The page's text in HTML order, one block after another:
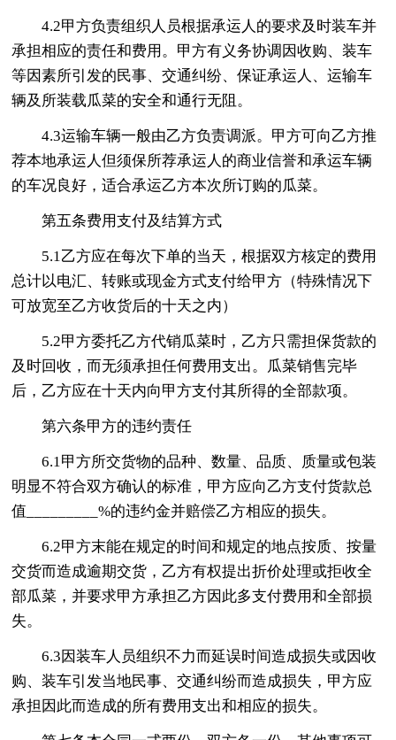
4.2甲方负责组织人员根据承运人的要求及时装车并
承担相应的责任和费用。甲方有义务协调因收购、装车
等因素所引发的民事、交通纠纷、保证承运人、运输车
辆及所装载瓜菜的安全和通行无阻。
4.3运输车辆一般由乙方负责调派。甲方可向乙方推
荐本地承运人但须保所荐承运人的商业信誉和承运车辆
的车况良好，适合承运乙方本次所订购的瓜菜。
第五条费用支付及结算方式
5.1乙方应在每次下单的当天，根据双方核定的费用
总计以电汇、转账或现金方式支付给甲方（特殊情况下
可放宽至乙方收货后的十天之内）
5.2甲方委托乙方代销瓜菜时，乙方只需担保货款的
及时回收，而无须承担任何费用支出。瓜菜销售完毕
后，乙方应在十天内向甲方支付其所得的全部款项。
第六条甲方的违约责任
6.1甲方所交货物的品种、数量、品质、质量或包装
明显不符合双方确认的标准，甲方应向乙方支付货款总
值_________%的违约金并赔偿乙方相应的损失。
6.2甲方末能在规定的时间和规定的地点按质、按量
交货而造成逾期交货，乙方有权提出折价处理或拒收全
部瓜菜，并要求甲方承担乙方因此多支付费用和全部损
失。
6.3因装车人员组织不力而延误时间造成损失或因收
购、装车引发当地民事、交通纠纷而造成损失，甲方应
承担因此而造成的所有费用支出和相应的损失。